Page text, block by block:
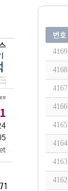
4169
4168
4167
4166
4165
4164
4163
4162